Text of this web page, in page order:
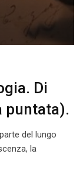
Di
puntata).
del lungo
la